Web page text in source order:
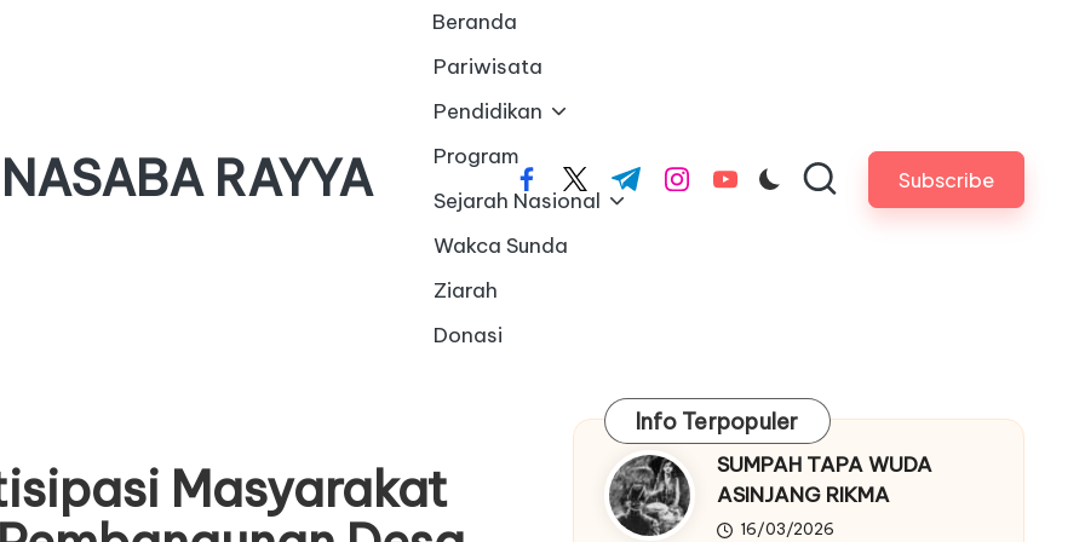
RAYYA
Beranda
Pariwisata
Pendidikan
Program
Sejarah Nasional
Wakca Sunda
Ziarah
Donasi
facebook.com
twitter.com
t.me instagram.com
youtube.com Subscribe
Masyarakat
Info Terpopuler
SUMPAH TAPA WUDA
ASINJANG RIKMA
16/03/2026